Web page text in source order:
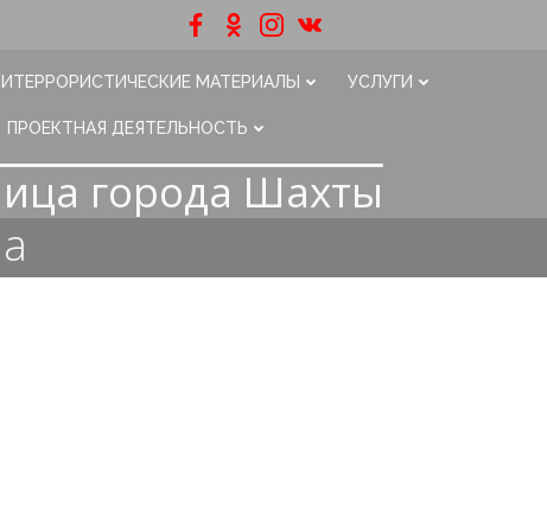
МАТЕРИАЛЫ УСЛУГИ
ПРОЕКТНАЯ ДЕЯТЕЛЬНОСТЬ
города Шахты